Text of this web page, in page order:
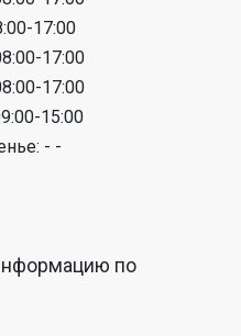
17:00
17:00
17:00
15:00
- -
по